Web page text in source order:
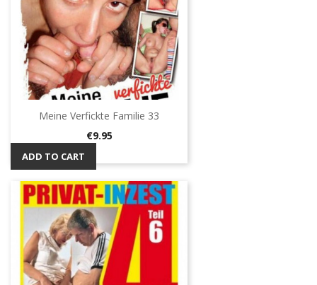
Meine Verfickte Familie 33
Price
€9.95
ADD TO CART